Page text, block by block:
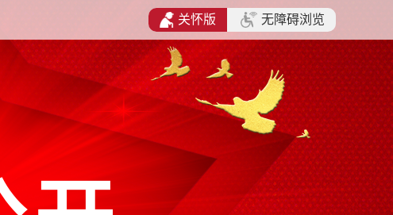
关怀版 无障碍浏览